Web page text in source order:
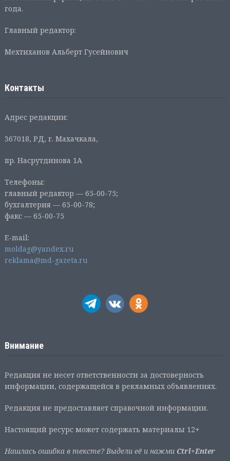
года.
Главный редактор:
Мехтиханов Альберт Гусейнович
Контакты
Адрес редакции:
367018, РД, г. Махачкала,
пр. Насрутдинова 1А
Телефоны:
главный редактор — 65-00-75;
бухгалтерия — 65-00-78;
факс — 65-00-75
E-mail:
moldag@yandex.ru
reklama@md-gazeta.ru
Внимание
Редакция не несет ответственности за достоверность
информации, содержащейся в рекламных объявлениях.
Редакция не предоставляет справочной информации.
Настоящий ресурс может содержать материалы 12+
Нашлась ошибка в тексте? Выдели её и нажми Ctrl+Enter